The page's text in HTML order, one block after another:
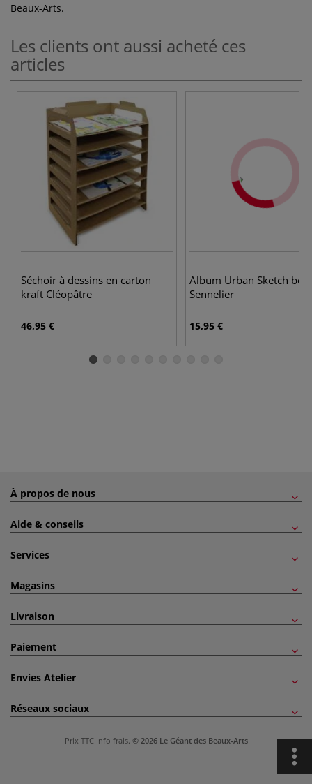
Beaux-Arts.
Les clients ont aussi acheté ces
articles
Séchoir à dessins en carton
kraft Cléopâtre
46,95 €
Album Urban Sketch
Sennelier
15,95 €
À propos de nous
Aide & conseils
Services
Magasins
Livraison
Paiement
Envies Atelier
Réseaux sociaux
Prix TTC Info frais. © 2026 Le Géant des Beaux-Arts